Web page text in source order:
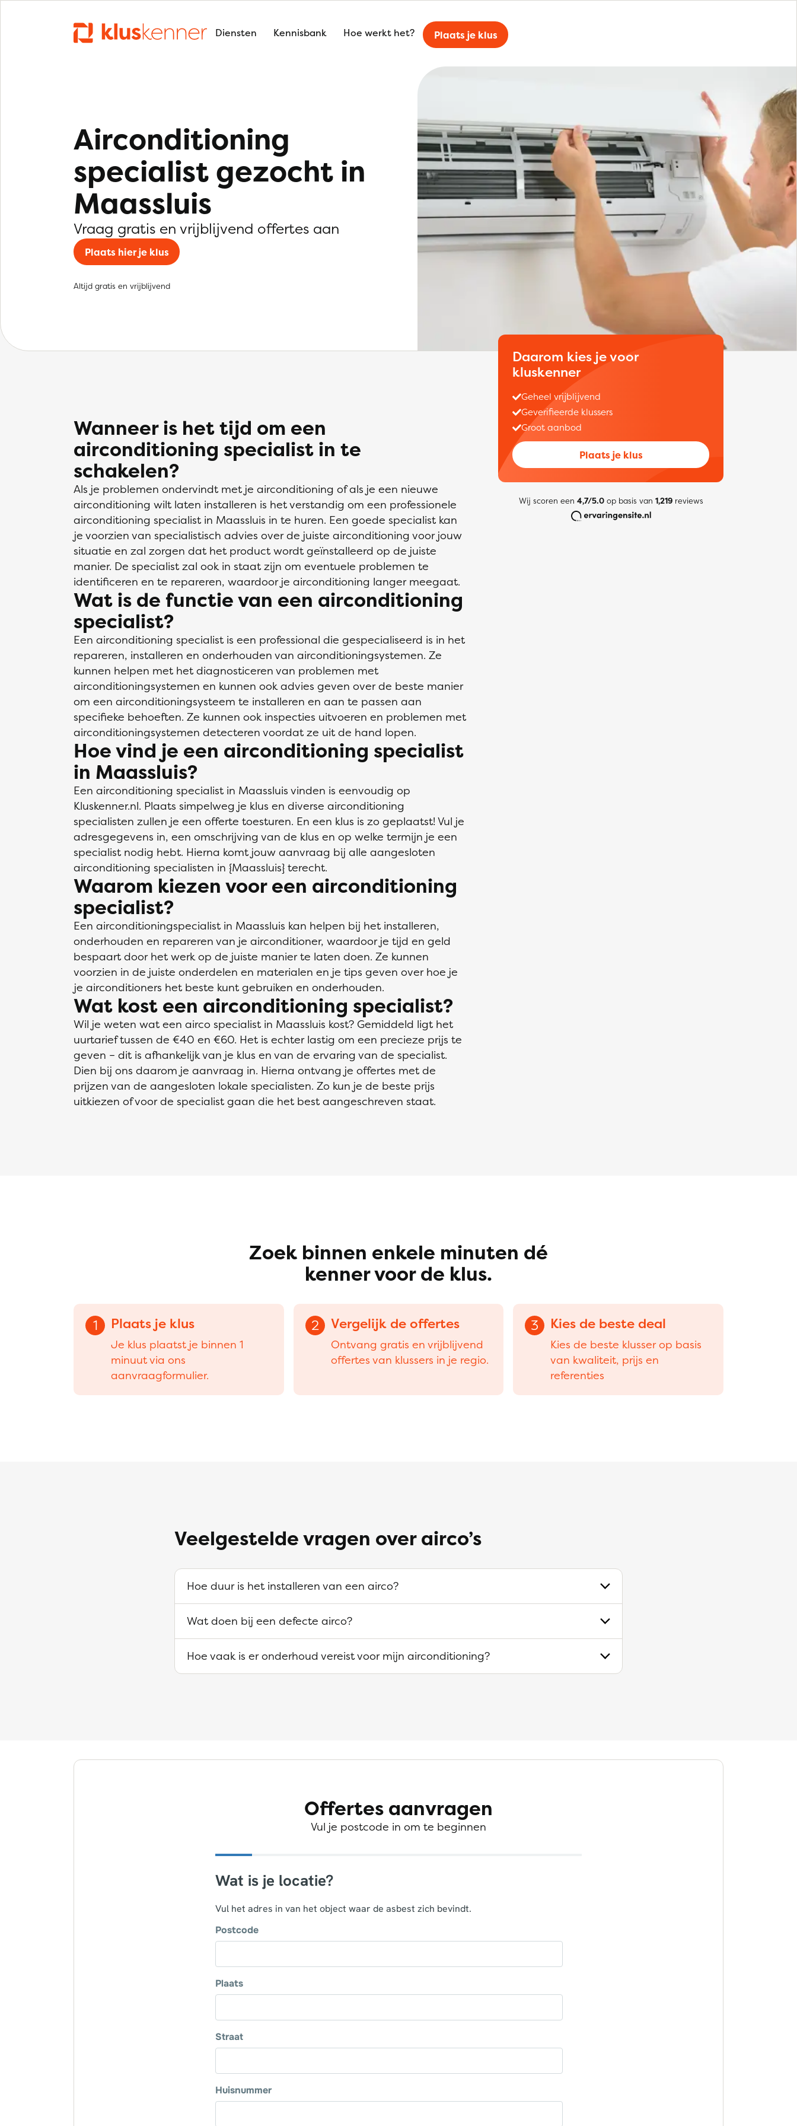
Diensten Kennisbank Hoe werkt het? Plaats je klus
Airconditioning
specialist gezocht in
Maassluis
Vraag gratis en vrijblijvend offertes aan
Plaats hier je klus
Altijd gratis en vrijblijvend
Wanneer is het tijd om een
airconditioning specialist in te
schakelen?
Als je problemen ondervindt met je airconditioning of als je een nieuwe
airconditioning wilt laten installeren is het verstandig om een professionele
airconditioning specialist in Maassluis in te huren. Een goede specialist kan
je voorzien van specialistisch advies over de juiste airconditioning voor jouw
situatie en zal zorgen dat het product wordt geïnstalleerd op de juiste
manier. De specialist zal ook in staat zijn om eventuele problemen te
identificeren en te repareren, waardoor je airconditioning langer meegaat.
Wat is de functie van een airconditioning
specialist?
Een airconditioning specialist is een professional die gespecialiseerd is in het
repareren, installeren en onderhouden van airconditioningsystemen. Ze
kunnen helpen met het diagnosticeren van problemen met
airconditioningsystemen en kunnen ook advies geven over de beste manier
om een airconditioningsysteem te installeren en aan te passen aan
specifieke behoeften. Ze kunnen ook inspecties uitvoeren en problemen met
airconditioningsystemen detecteren voordat ze uit de hand lopen.
Hoe vind je een airconditioning specialist
in Maassluis?
Een airconditioning specialist in Maassluis vinden is eenvoudig op
Kluskenner.nl. Plaats simpelweg je klus en diverse airconditioning
specialisten zullen je een offerte toesturen. En een klus is zo geplaatst! Vul je
adresgegevens in, een omschrijving van de klus en op welke termijn je een
specialist nodig hebt. Hierna komt jouw aanvraag bij alle aangesloten
airconditioning specialisten in {Maassluis} terecht.
Waarom kiezen voor een airconditioning
specialist?
Een airconditioningspecialist in Maassluis kan helpen bij het installeren,
onderhouden en repareren van je airconditioner, waardoor je tijd en geld
bespaart door het werk op de juiste manier te laten doen. Ze kunnen
voorzien in de juiste onderdelen en materialen en je tips geven over hoe je
je airconditioners het beste kunt gebruiken en onderhouden.
Wat kost een airconditioning specialist?
Wil je weten wat een airco specialist in Maassluis kost? Gemiddeld ligt het
uurtarief tussen de €40 en €60. Het is echter lastig om een precieze prijs te
geven – dit is afhankelijk van je klus en van de ervaring van de specialist.
Dien bij ons daarom je aanvraag in. Hierna ontvang je offertes met de
prijzen van de aangesloten lokale specialisten. Zo kun je de beste prijs
uitkiezen of voor de specialist gaan die het best aangeschreven staat.
Daarom kies je voor
kluskenner
Geheel vrijblijvend
Geverifieerde klussers
Groot aanbod
Plaats je klus
Wij scoren een 4,7/5.0op basis van 1,219reviews
Zoek binnen enkele minuten dé
kenner voor de klus.
1 Plaats je klus
Je klus plaatst je binnen 1
minuut via ons
aanvraagformulier.
2 Vergelijk de offertes
Ontvang gratis en vrijblijvend
offertes van klussers in je regio.
3 Kies de beste deal
Kies de beste klusser op basis
van kwaliteit, prijs en
referenties
Veelgestelde vragen over airco’s
Hoe duur is het installeren van een airco?
Wat doen bij een defecte airco?
Hoe vaak is er onderhoud vereist voor mijn airconditioning?
Offertes aanvragen
Vul je postcode in om te beginnen